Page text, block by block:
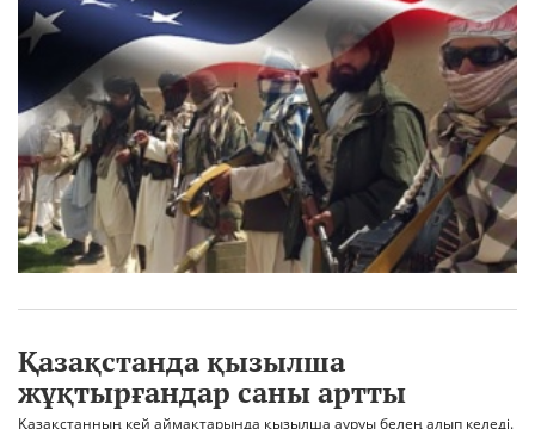
Қазақстанда қызылша
жұқтырғандар саны артты
Қазақстанның кей аймақтарында қызылша ауруы белең алып келеді.